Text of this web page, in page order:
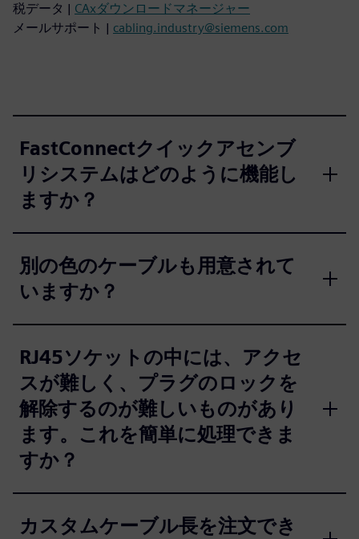
税データ | CAxダウンロードマネージャー
メールサポート | cabling.industry@siemens.com
FastConnectクイックアセンブ
リシステムはどのように機能し
ますか？
別の色のケーブルも用意されて
いますか？
RJ45ソケットの中には、アクセ
スが難しく、プラグのロックを
解除するのが難しいものがあり
ます。これを簡単に処理できま
すか？
カスタムケーブル長を注文でき